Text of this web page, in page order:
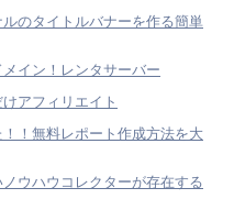
のタイトルバナーを作る簡単
イン！レンタサーバー
アフィリエイト
！無料レポート作成方法を大
ウハウコレクターが存在する